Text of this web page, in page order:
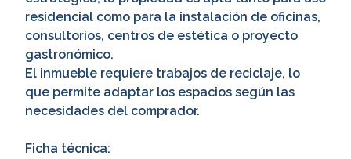
residencial como para la instalación de oficinas,
consultorios, centros de estética o proyecto
gastronómico.
El inmueble requiere trabajos de reciclaje, lo
que permite adaptar los espacios según las
necesidades del comprador.
Ficha técnica: